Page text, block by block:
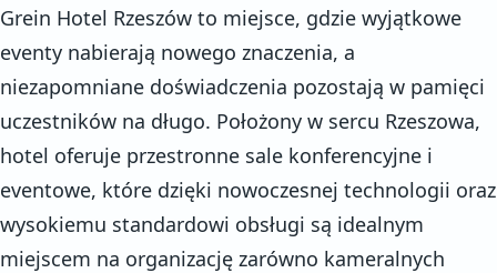
Grein Hotel Rzeszów to miejsce, gdzie wyjątkowe
eventy nabierają nowego znaczenia, a
niezapomniane doświadczenia pozostają w pamięci
uczestników na długo. Położony w sercu Rzeszowa,
hotel oferuje przestronne sale konferencyjne i
eventowe, które dzięki nowoczesnej technologii oraz
wysokiemu standardowi obsługi są idealnym
miejscem na organizację zarówno kameralnych